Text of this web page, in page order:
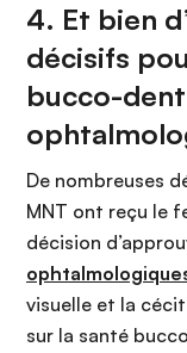
4. Et bien
décisifs
bucco-
De nombreuses
MNT ont reçu le
décision
visuelle et la
sur la santé